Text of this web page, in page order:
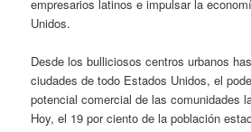
empresarios latinos e impulsar la
Unidos.
Desde los bulliciosos centros urbanos
ciudades de todo Estados Unidos, el
potencial comercial de las comunidades
Hoy, el 19 por ciento de la población